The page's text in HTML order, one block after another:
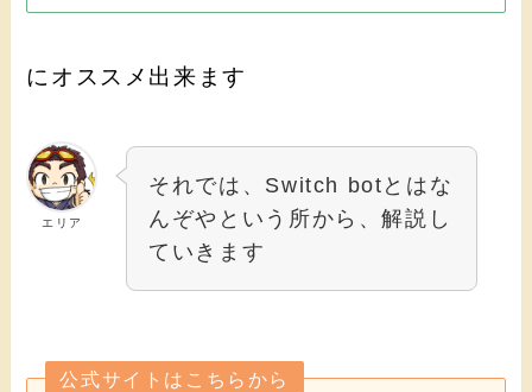
にオススメ出来ます
エリア
それでは、Switch botとはな
んぞやという所から、解説し
ていきます
公式サイトはこちらから